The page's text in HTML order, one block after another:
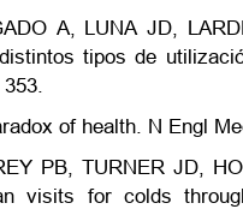
A, LUNA JD,
tipos de
of health. N Engl
PB, TURNER JD,
visits for colds